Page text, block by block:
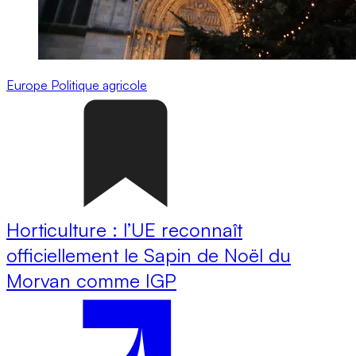
Europe Politique agricole
Horticulture : l’UE reconnaît
officiellement le Sapin de Noël du
Morvan comme IGP